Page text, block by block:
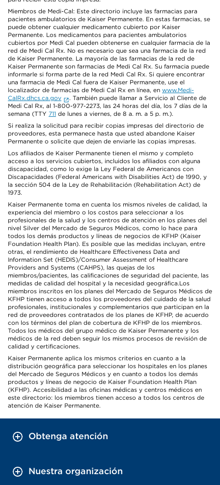
Miembros de Medi-Cal: Este directorio incluye las farmacias para
pacientes ambulatorios de Kaiser Permanente. En estas farmacias, se
puede obtener cualquier medicamento cubierto por Kaiser
Permanente. Los medicamentos para pacientes ambulatorios
cubiertos por Medi Cal pueden obtenerse en cualquier farmacia de la
red de Medi Cal Rx. No es necesario que sea una farmacia de la red
de Kaiser Permanente. La mayoría de las farmacias de la red de
Kaiser Permanente son farmacias de Medi Cal Rx. Su farmacia puede
informarle si forma parte de la red Medi Cal Rx. Si quiere encontrar
una farmacia de Medi Cal fuera de Kaiser Permanente, use el
localizador de farmacias de Medi Cal Rx en línea, en www.Medi-
CalRx.dhcs.ca.gov
. También puede llamar a Servicio al Cliente de
Medi Cal Rx, al 1-800-977-2273, las 24 horas del día, los 7 días de la
semana (TTY 711 de lunes a viernes, de 8 a. m. a 5 p. m.).
Si realiza la solicitud para recibir copias impresas del directorio de
proveedores, esta permanece hasta que usted abandone Kaiser
Permanente o solicite que dejen de enviarle las copias impresas.
Los afiliados de Kaiser Permanente tienen el mismo y completo
acceso a los servicios cubiertos, incluidos los afiliados con alguna
discapacidad, como lo exige la Ley Federal de Americanos con
Discapacidades (Federal Americans with Disabilities Act) de 1990, y
la sección 504 de la Ley de Rehabilitación (Rehabilitation Act) de
1973.
Kaiser Permanente toma en cuenta los mismos niveles de calidad, la
experiencia del miembro o los costos para seleccionar a los
profesionales de la salud y los centros de atención en los planes del
nivel Silver del Mercado de Seguros Médicos, como lo hace para
todos los demás productos y líneas de negocios de KFHP (Kaiser
Foundation Health Plan). Es posible que las medidas incluyan, entre
otras, el rendimiento de Healthcare Effectiveness Data and
Information Set (HEDIS)/Consumer Assessment of Healthcare
Providers and Systems (CAHPS), las quejas de los
miembros/pacientes, las calificaciones de seguridad del paciente, las
medidas de calidad del hospital y la necesidad geográfica.Los
miembros inscritos en los planes del Mercado de Seguros Médicos de
KFHP tienen acceso a todos los proveedores del cuidado de la salud
profesionales, institucionales y complementarios que participan en la
red de proveedores contratados de los planes de KFHP, de acuerdo
con los términos del plan de cobertura de KFHP de los miembros.
Todos los médicos del grupo médico de Kaiser Permanente y los
médicos de la red deben seguir los mismos procesos de revisión de
calidad y certificaciones.
Kaiser Permanente aplica los mismos criterios en cuanto a la
distribución geográfica para seleccionar los hospitales en los planes
del Mercado de Seguros Médicos y en cuanto a todos los demás
productos y líneas de negocio de Kaiser Foundation Health Plan
(KFHP). Accesibilidad a las oficinas médicas y centros médicos en
este directorio: los miembros tienen acceso a todos los centros de
atención de Kaiser Permanente.
Obtenga atención
Nuestra organización